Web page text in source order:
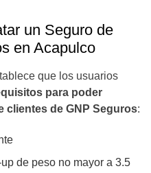
un Seguro de
en Acapulco
que los usuarios
para poder
clientes de GNP Seguros:
de peso no mayor a 3.5